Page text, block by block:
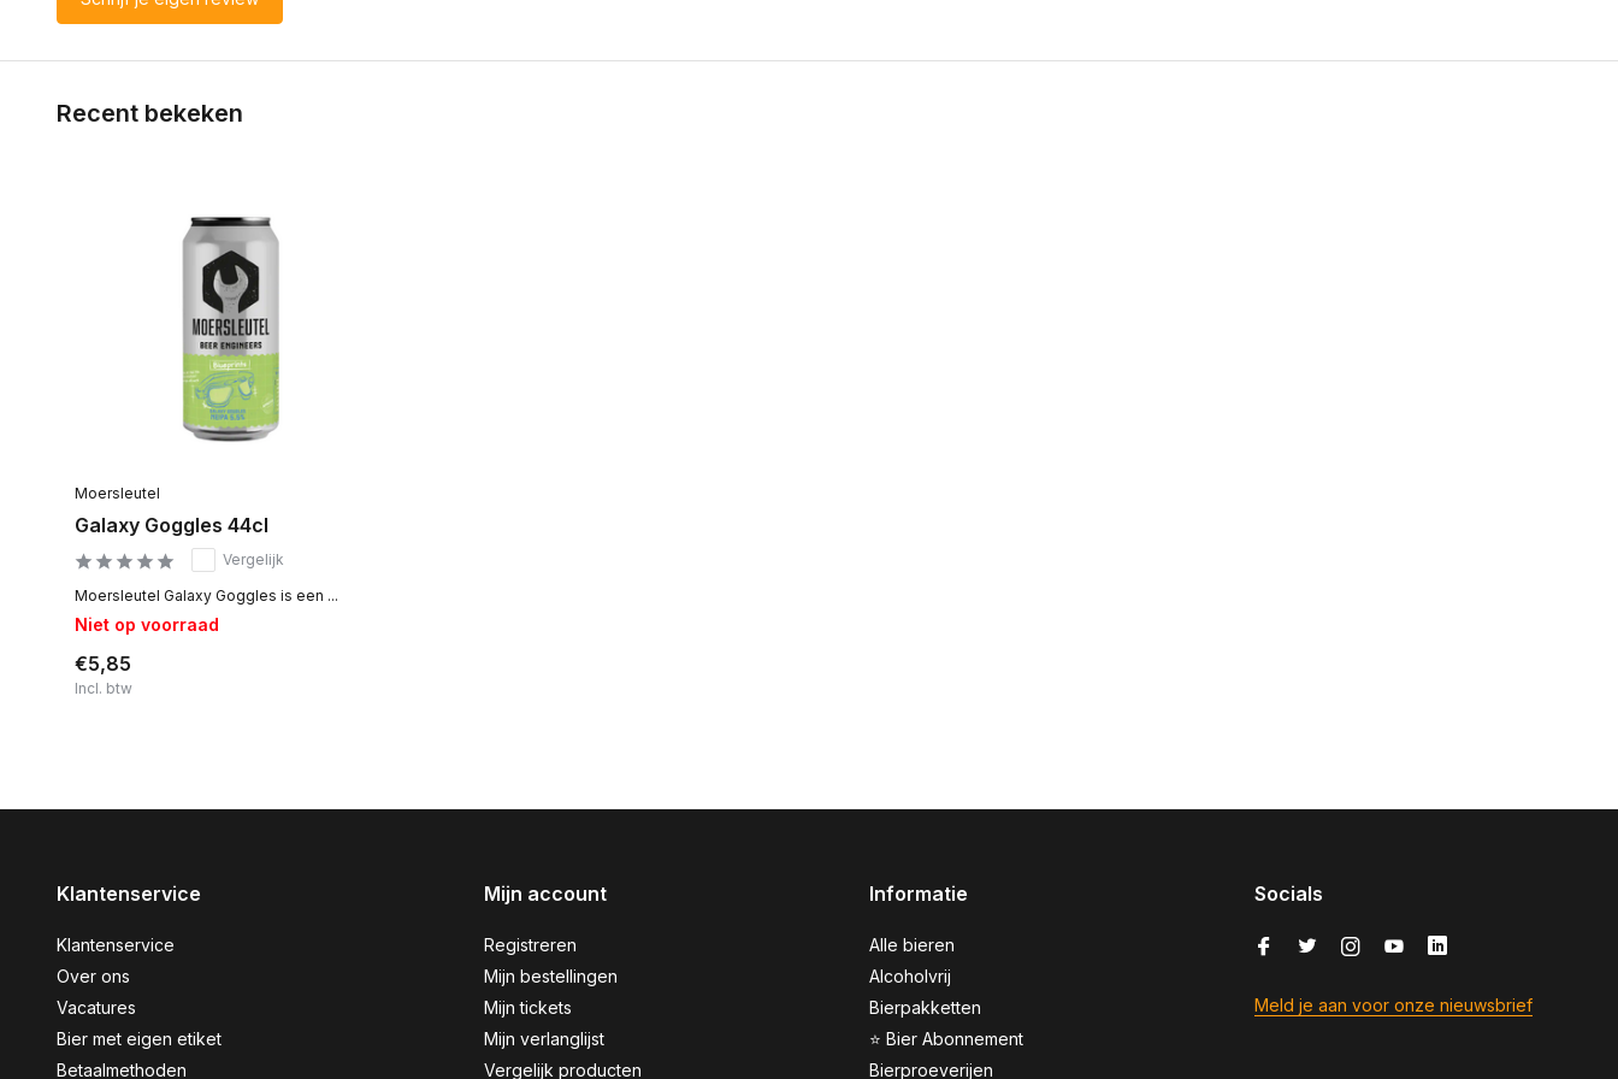
Recent bekeken
Moersleutel
Galaxy Goggles 44cl
Vergelijk
Moersleutel Galaxy Goggles is een ...
Niet op voorraad
€5,85
Incl. btw
Klantenservice
Klantenservice
Over ons
Vacatures
Bier met eigen etiket
Betaalmethoden
Mijn account
Registreren
Mijn bestellingen
Mijn tickets
Mijn verlanglijst
Vergelijk producten
Informatie
Alle bieren
Alcoholvrij
Bierpakketten
⭐ Bier Abonnement
Bierproeverijen
Socials
Meld je aan voor onze nieuwsbrief